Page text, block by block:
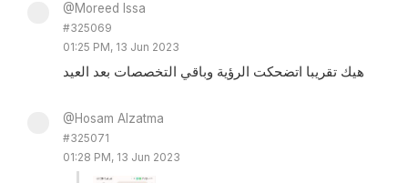
@Moreed Issa
#325069
01:25 PM, 13 Jun 2023
هيك تقريبا اتضحكت الرؤية وباقي التخصصات بعد العيد
@Hosam Alzatma
#325071
01:28 PM, 13 Jun 2023